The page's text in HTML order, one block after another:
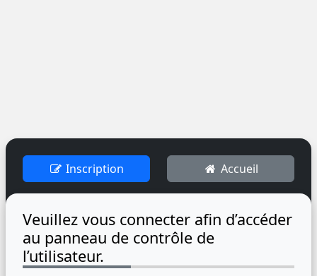
Inscription Accueil
Veuillez vous connecter afin d’accéder
au panneau de contrôle de
l’utilisateur.